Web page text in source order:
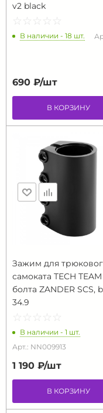
v2 black
☆ ☆ ☆ ☆ ☆
★ ★ ★ ★ ★
В наличии - 18 шт.
690 ₽/шт
В КОРЗИНУ
Зажим для
самоката TECH
болта ZANDER SCS,
34.9
☆ ☆ ☆ ☆ ☆
★ ★ ★ ★ ★
В наличии - 1 шт.
Арт.: NN009913
1 190 ₽/шт
В КОРЗИНУ